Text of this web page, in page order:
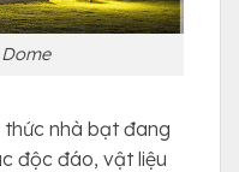
nhà bạt đang
độc đáo, vật liệu